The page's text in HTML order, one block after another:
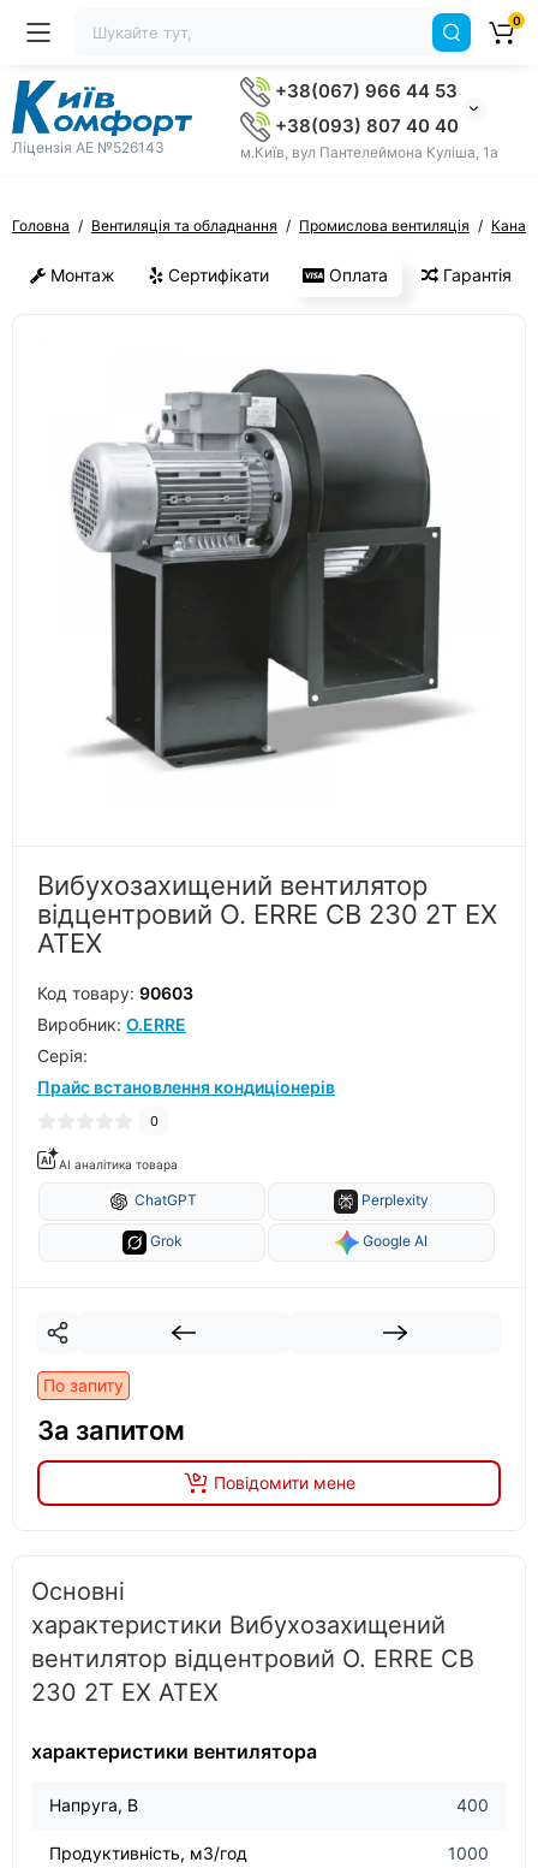
Ліцензія AE №526143
+38(067) 966 44 53
+38(093) 807 40 40
м.Київ, вул Пантелеймона Куліша, 1а
0
Головна Вентиляція та обладнання Промислова вентиляція
Монтаж Сертифікати Оплата Гарантія
Вибухозахищений вентилятор
відцентровий O. ERRE CB 230 2T EX
ATEX
Код товару: 90603
Виробник: O.ERRE
Серiя:
Прайс встановлення кондиціонерів
0
AI аналітика товара
ChatGPT Perplexity
Grok Google AI
По запиту
За запитом
Повідомити мене
Основні
характеристики Вибухозахищений
вентилятор відцентровий O. ERRE CB
230 2T EX ATEX
характеристики вентилятора
Напруга, В 400
Продуктивність, м3/год 1000